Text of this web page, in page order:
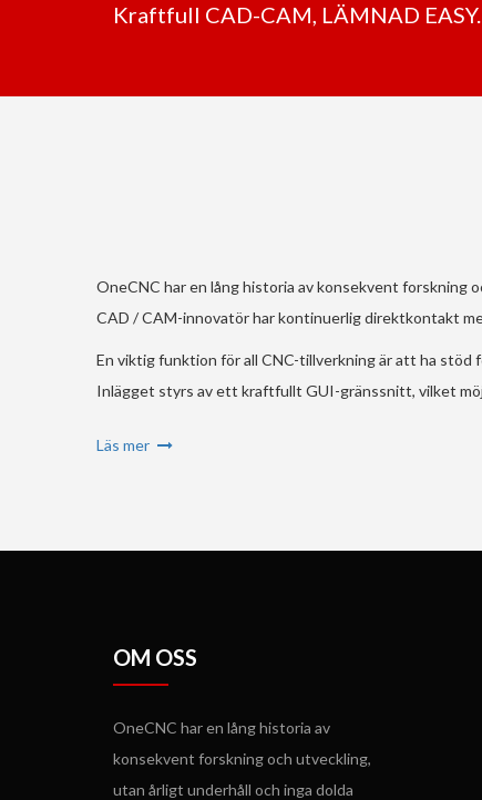
Kraftfull CAD-CAM, LÄMNAD
OneCNC har en lång historia av konsekvent forskning
CAD / CAM-innovatör har kontinuerlig direktkontakt
En viktig funktion för all CNC-tillverkning är att ha stöd
Inlägget styrs av ett kraftfullt GUI-gränssnitt, vilket
Läs mer
OM OSS
OneCNC har en lång historia av
konsekvent forskning och utveckling,
utan årligt underhåll och inga dolda